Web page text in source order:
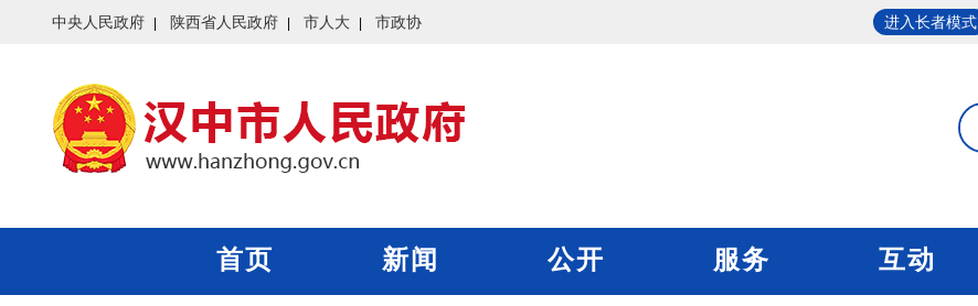
中央人民政府 陕西省人民政府 市人大 市政协 进入长者模式
首页 新闻 公开 服务 互动